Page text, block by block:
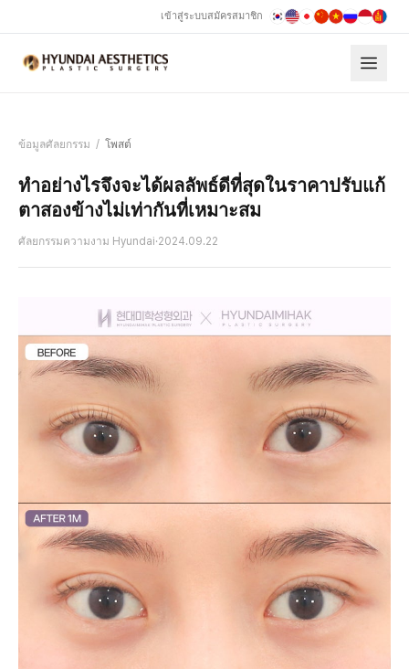
เข้าสู่ระบบสมัครสมาชิก
ข้อมูลศัลยกรรม / โพสต์
ทำอย่างไรจึงจะได้ผลลัพธ์ดีที่สุดในราคาปรับแก้
ตาสองข้างไม่เท่ากันที่เหมาะสม
ศัลยกรรมความงาม Hyundai·2024.09.22